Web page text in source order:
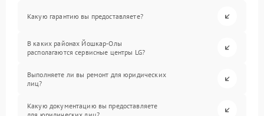
Какую гарантию вы предоставляете?
В каких районах Йошкар-Олы
располагаются сервисные центры LG?
Выполняете ли вы ремонт для юридических
лиц?
Какую документацию вы предоставляете
для юридических лиц?